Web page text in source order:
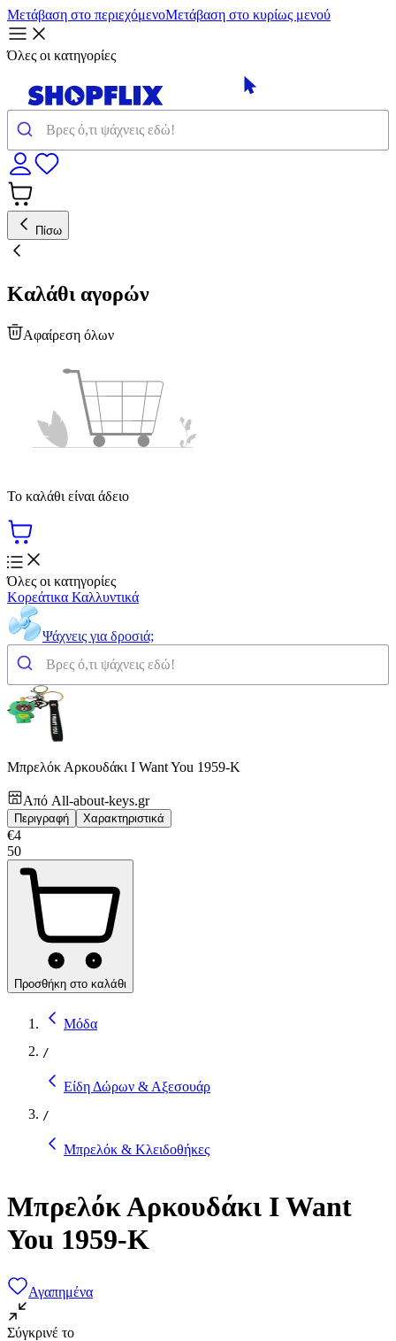
Μετάβαση στο περιεχόμενοΜετάβαση στο κυρίως μενού
Όλες οι κατηγορίες
Πίσω
Καλάθι αγορών
Αφαίρεση όλων
Το καλάθι είναι άδειο
Όλες οι κατηγορίες
Κορεάτικα Καλλυντικά
Ψάχνεις για δροσιά;
Μπρελόκ Αρκουδάκι I Want You 1959-K
Από All-about-keys.gr
Περιγραφή Χαρακτηριστικά
€4
50
Προσθήκη στο καλάθι
Μόδα
/
Είδη Δώρων & Αξεσουάρ
/
Μπρελόκ & Κλειδοθήκες
Μπρελόκ Αρκουδάκι I Want
You 1959-K
Αγαπημένα
Σύγκρινέ το